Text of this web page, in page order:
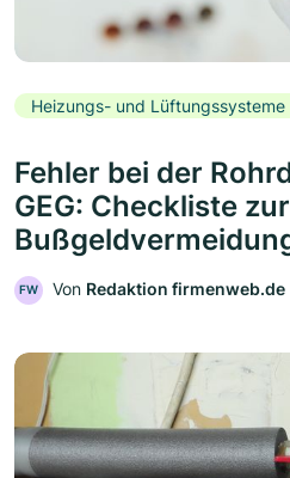
Heizungs- und Lüftungssysteme
Fehler bei der
GEG: Checkliste zur
FW Von Redaktion firmenweb.de